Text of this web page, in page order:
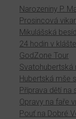
Narozeniny P.
Prosincová
Mikulášská
24 hodin v
GodZone Tour
Svatohubertská
Hubertská mše
Příprava dětí na
Opravy na faře
Pouť na Dobré